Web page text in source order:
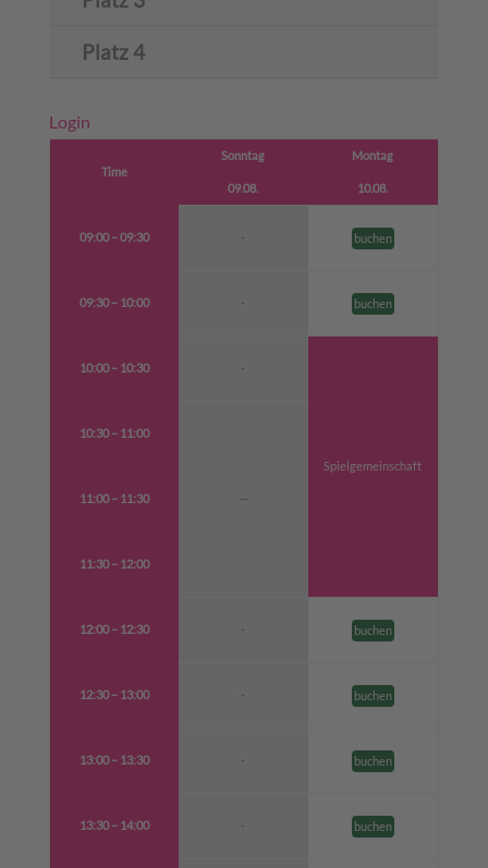
Platz 4
Login
Time
Sonntag
09.08.
Montag
10.08.
09:00 – 09:30 - buchen
09:30 – 10:00 - buchen
10:00 – 10:30 -
Spielgemeinschaft
10:30 – 11:00
—
11:00 – 11:30
11:30 – 12:00
12:00 – 12:30 - buchen
12:30 – 13:00 - buchen
13:00 – 13:30 - buchen
13:30 – 14:00 - buchen